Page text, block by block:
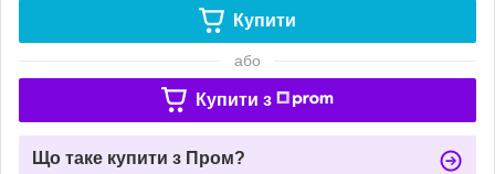
Купити
або
Купити з
Що таке купити з Пром?